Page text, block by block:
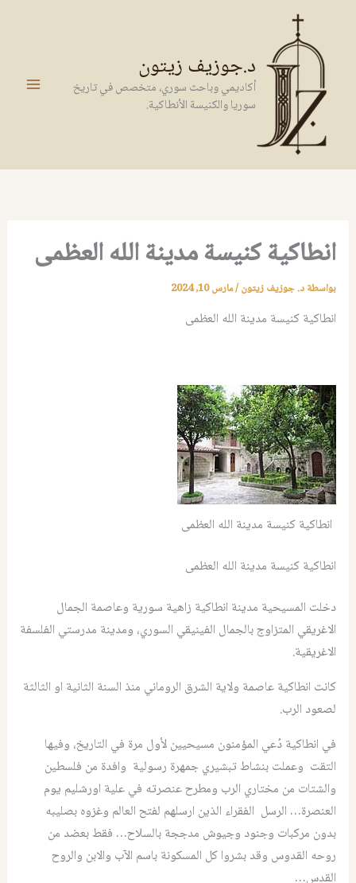
المحتوى
د.جوزيف زيتون
أكاديمي وباحث سوري، متخصص في تاريخ
سوريا والكنيسة الأنطاكية.
انطاكية كنيسة مدينة الله العظمى
بواسطةد. جوزيف زيتون/مارس 10, 2024
انطاكية كنيسة مدينة الله العظمى
انطاكية كنيسة مدينة الله العظمى
انطاكية كنيسة مدينة الله العظمى
دخلت المسيحية مدينة انطاكية زاهية سورية وعاصمة الجمال
الاغريقي المتزاوج بالجمال الفينيقي السوري، ومدينة مدرستي الفلسفة
الاغريقية.
كانت انطاكية عاصمة ولاية الشرق الروماني منذ السنة الثانية او الثالثة
لصعود الرب.
في انطاكية دُعي المؤمنون مسيحيين لأول مرة في التاريخ، وفيها
التقت وعملت بنشاط تبشيري جمهرة رسولية وافدة من فلسطين
والشتات من مختاري الرب ومطرح عنصرته في علية اورشليم يوم
العنصرة… الرسل الفقراء الذين ارسلهم لفتح العالم وغزوه بصليبه
بدون مركبات وجنود وجيوش مدججة بالسلاح… فقط بعضد من
روحه القدوس وقد بشروا كل المسكونة باسم الآب والابن والروح
القدس…